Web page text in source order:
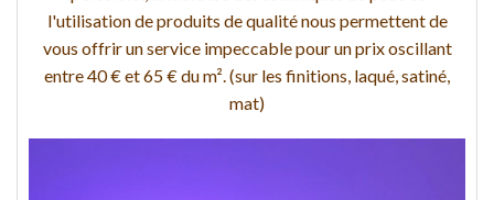
l'utilisation de produits de qualité nous permettent de
vous offrir un service impeccable pour un prix oscillant
entre 40 € et 65 € du m². (sur les finitions, laqué, satiné,
mat)